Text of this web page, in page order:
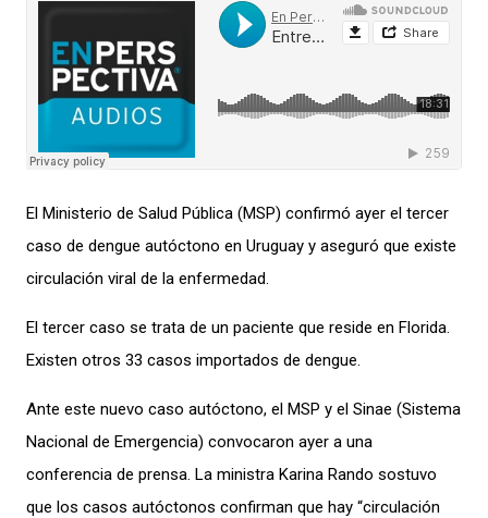
El Ministerio de Salud Pública (MSP) confirmó ayer el tercer
caso de dengue autóctono en Uruguay y aseguró que existe
circulación viral de la enfermedad.
El tercer caso se trata de un paciente que reside en Florida.
Existen otros 33 casos importados de dengue.
Ante este nuevo caso autóctono, el MSP y el Sinae (Sistema
Nacional de Emergencia) convocaron ayer a una
conferencia de prensa. La ministra Karina Rando sostuvo
que los casos autóctonos confirman que hay “circulación